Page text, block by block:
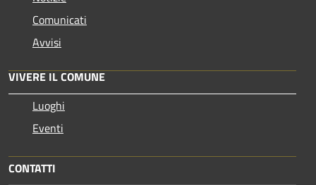
Comunicati
Avvisi
VIVERE IL COMUNE
Luoghi
Eventi
CONTATTI